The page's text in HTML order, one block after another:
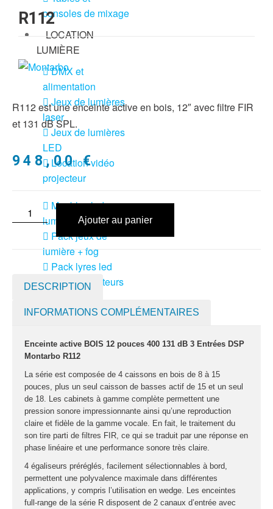
consoles de mixage
LOCATION
LUMIÈRE
DMX et
alimentation
Jeux de lumières
laser
Jeux de lumières
LED
Location vidéo
projecteur
Meubles led
lumineux
Pack jeux de
lumière + fog
Pack lyres led
Pack projecteurs
Poursuite
Projecteurs led
divers
LOCATION
MACHINE À EFFETS
Machines à
brouillard
confetti
Machines à
R112
R112 est une enceinte active en bois, 12″ avec filtre FIR
et 131 dB SPL.
948,00€
Ajouter au panier
DESCRIPTION
INFORMATIONS COMPLÉMENTAIRES
Enceinte active BOIS 12 pouces 400 131 dB 3 Entrées DSP
Montarbo R112
La série est composée de 4 caissons en bois de 8 à 15
pouces, plus un seul caisson de basses actif de 15 et un seul
de 18. Les cabinets à gamme complète permettent une
pression sonore impressionnante ainsi qu’une reproduction
claire et fidèle de la gamme vocale. En fait, le traitement du
son tire parti de filtres FIR, ce qui se traduit par une réponse en
phase linéaire et une performance sonore très claire.
4 égaliseurs préréglés, facilement sélectionnables à bord,
permettent une polyvalence maximale dans différentes
applications, y compris l’utilisation en wedge. Les enceintes
full-range de la série R disposent de 2 canaux d’entrée avec